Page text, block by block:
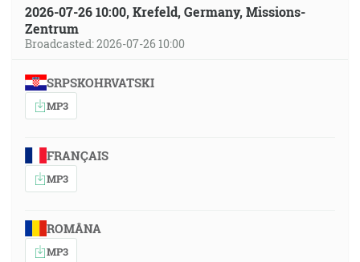
2026-07-26 10:00, Krefeld, Germany, Missions-
Zentrum
Broadcasted: 2026-07-26 10:00
SRPSKOHRVATSKI
MP3
FRANÇAIS
MP3
ROMÂNA
MP3